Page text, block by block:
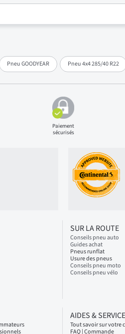
Pneu GOODYEAR Pneu 4x4 285/40 R22
Paiement
sécurisés
SUR LA ROUTE
Conseils pneu auto
Guides achat
Pneus runflat
Usure des pneus
Conseils pneu moto
Conseils pneu vélo
AIDES &
Tout savoir sur votre
FAQ | Commande